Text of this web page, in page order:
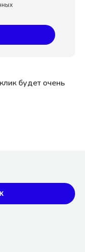
будет очень